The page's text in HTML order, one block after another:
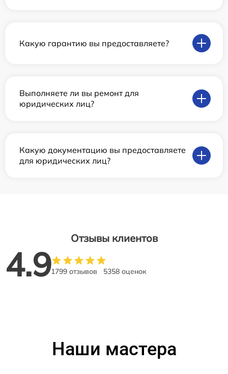
Какую гарантию вы предоставляете?
Выполняете ли вы ремонт для
юридических лиц?
Какую документацию вы предоставляете
для юридических лиц?
Отзывы клиентов
4.91799 отзывов 5358 оценок
Наши мастера